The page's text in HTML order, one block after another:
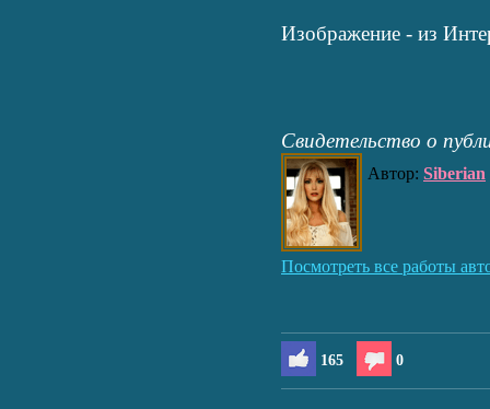
Изображение - из
Свидетельство о
Автор: Siberian
Посмотреть все работы
165 0